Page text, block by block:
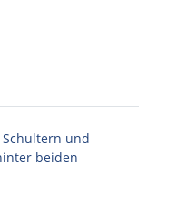
Schultern und
beiden